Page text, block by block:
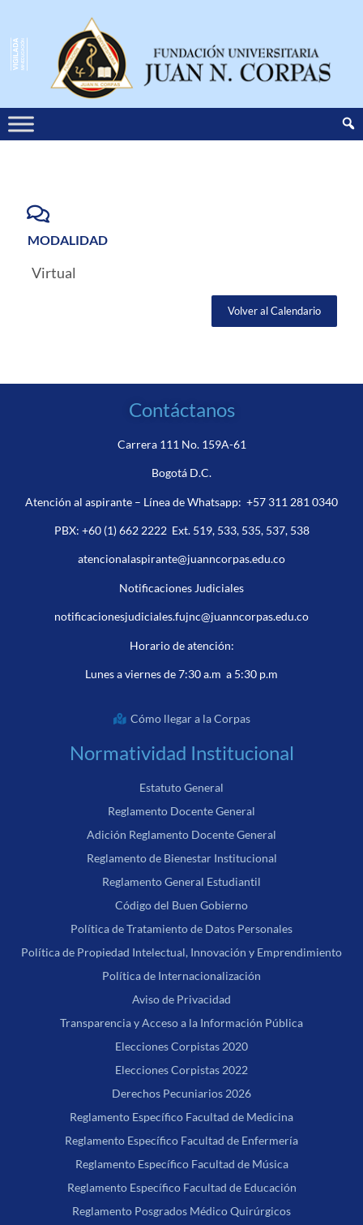
MODALIDAD
Virtual
Volver al Calendario
Contáctanos
Carrera 111 No. 159A-61
Bogotá D.C.
Atención al aspirante – Línea de Whatsapp: +57 311 281 0340
PBX: +60 (1) 662 2222Ext. 519, 533, 535, 537, 538
atencionalaspirante@juanncorpas.edu.co
Notificaciones Judiciales
notificacionesjudiciales.fujnc@juanncorpas.edu.co
Horario de atención:
Lunes a viernes de 7:30 a.m a 5:30 p.m
Cómo llegar a la Corpas
Normatividad Institucional
Estatuto General
Reglamento Docente General
Adición Reglamento Docente General
Reglamento de Bienestar Institucional
Reglamento General Estudiantil
Código del Buen Gobierno
Política de Tratamiento de Datos Personales
Política de Propiedad Intelectual, Innovación y Emprendimiento
Política de Internacionalización
Aviso de Privacidad
Transparencia y Acceso a la Información Pública
Elecciones Corpistas 2020
Elecciones Corpistas 2022
Derechos Pecuniarios 2026
Reglamento Específico Facultad de Medicina
Reglamento Específico Facultad de Enfermería
Reglamento Específico Facultad de Música
Reglamento Específico Facultad de Educación
Reglamento Posgrados Médico Quirúrgicos